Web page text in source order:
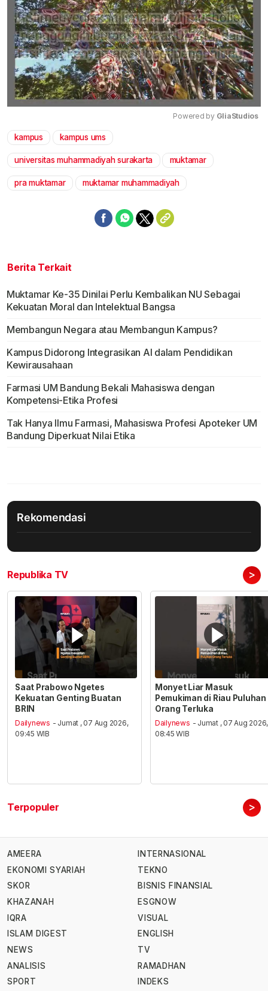
Powered by GliaStudios
kampus kampus ums
universitas muhammadiyah surakarta muktamar
pra muktamar muktamar muhammadiyah
Berita Terkait
Muktamar Ke-35 Dinilai Perlu Kembalikan NU Sebagai
Kekuatan Moral dan Intelektual Bangsa
Membangun Negara atau Membangun Kampus?
Kampus Didorong Integrasikan AI dalam Pendidikan
Kewirausahaan
Farmasi UM Bandung Bekali Mahasiswa dengan
Kompetensi-Etika Profesi
Tak Hanya Ilmu Farmasi, Mahasiswa Profesi Apoteker UM
Bandung Diperkuat Nilai Etika
Rekomendasi
Republika TV >
Saat Prabowo Ngetes
Kekuatan Genting Buatan
BRIN
Dailynews - Jumat , 07 Aug 2026,
09:45 WIB
Monyet Liar Masuk
Pemukiman di Riau Puluhan
Orang Terluka
Dailynews - Jumat , 07 Aug 2026,
08:45 WIB
Terpopuler >
AMEERA
EKONOMI SYARIAH
SKOR
KHAZANAH
IQRA
ISLAM DIGEST
NEWS
ANALISIS
SPORT
INTERNASIONAL
TEKNO
BISNIS FINANSIAL
ESGNOW
VISUAL
ENGLISH
TV
RAMADHAN
INDEKS